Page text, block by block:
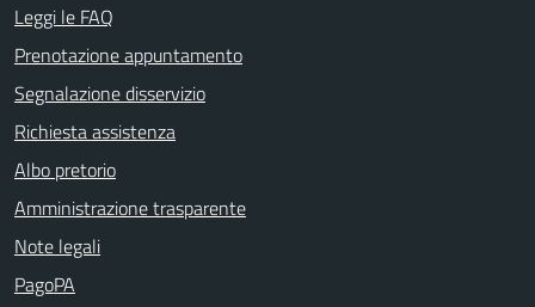
Leggi le FAQ
Prenotazione appuntamento
Segnalazione disservizio
Richiesta assistenza
Albo pretorio
Amministrazione trasparente
Note legali
PagoPA